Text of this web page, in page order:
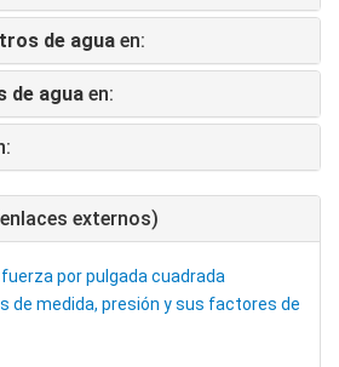
de agua en:
de agua en:
externos)
fuerza por pulgada cuadrada
de medida, presión y sus factores de